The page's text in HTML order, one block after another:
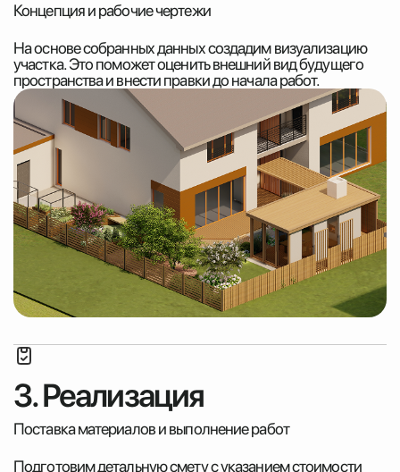
Концепция и рабочие чертежи
На основе собранных данных создадим визуализацию
участка. Это поможет оценить внешний вид будущего
пространства и внести правки до начала работ.
3. Реализация
Поставка материалов и выполнение работ
Подготовим детальную смету с указанием стоимости